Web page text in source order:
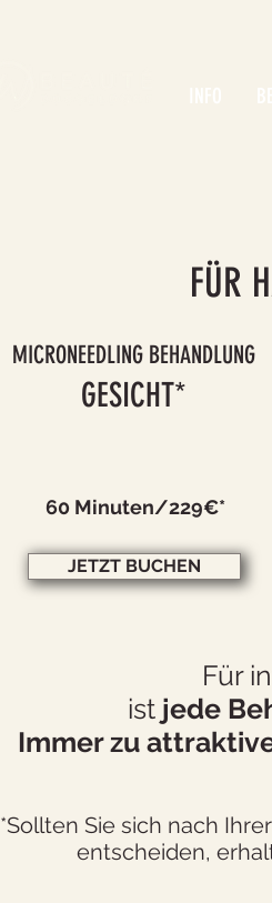
FÜR
MICRONEEDLING BEHANDLUNG
GESICHT*
60 Minuten/229€*
JETZT BUCHEN
Für
ist jede
Immer zu
*Sollten Sie sich nach
entscheiden,